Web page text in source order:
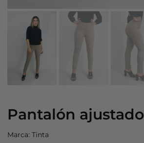
Pantalón ajustado
Marca: Tinta